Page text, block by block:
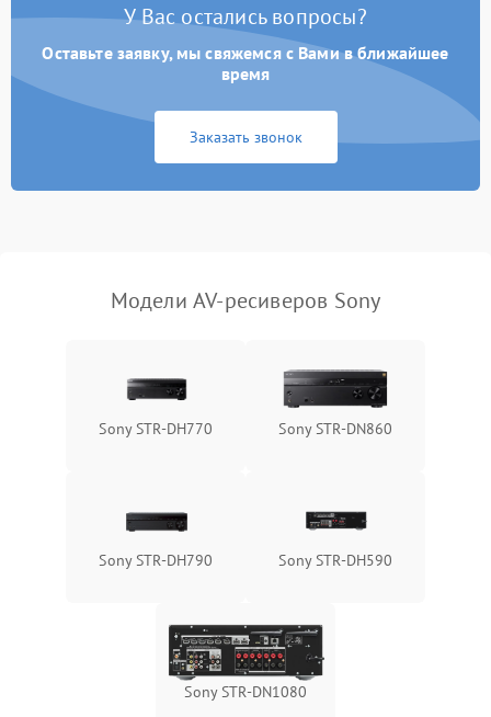
У Вас остались вопросы?
Оставьте заявку, мы свяжемся с Вами в ближайшее
время
Заказать звонок
Модели AV-ресиверов Sony
Sony STR-DH770 Sony STR-DN860
Sony STR-DH790 Sony STR-DH590
Sony STR-DN1080